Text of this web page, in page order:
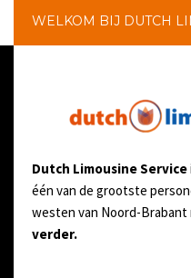
WELKOM BIJ DUTCH
Dutch Limousine Service
één van de grootste
westen van Noord-Brabant
verder.